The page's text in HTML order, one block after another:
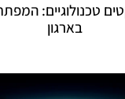
טכנולוגיים:
בארגון